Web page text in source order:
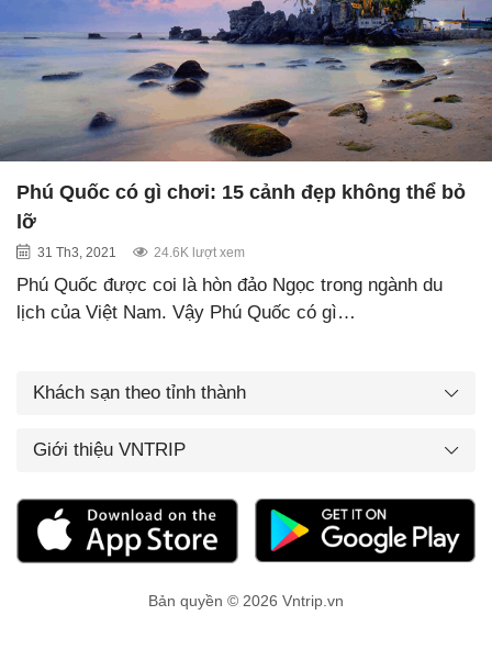
Phú Quốc có gì chơi: 15 cảnh đẹp không thể bỏ
lỡ
31 Th3, 2021 24.6K lượt xem
Phú Quốc được coi là hòn đảo Ngọc trong ngành du
lịch của Việt Nam. Vậy Phú Quốc có gì…
Khách sạn theo tỉnh thành
Giới thiệu VNTRIP
Bản quyền © 2026 Vntrip.vn